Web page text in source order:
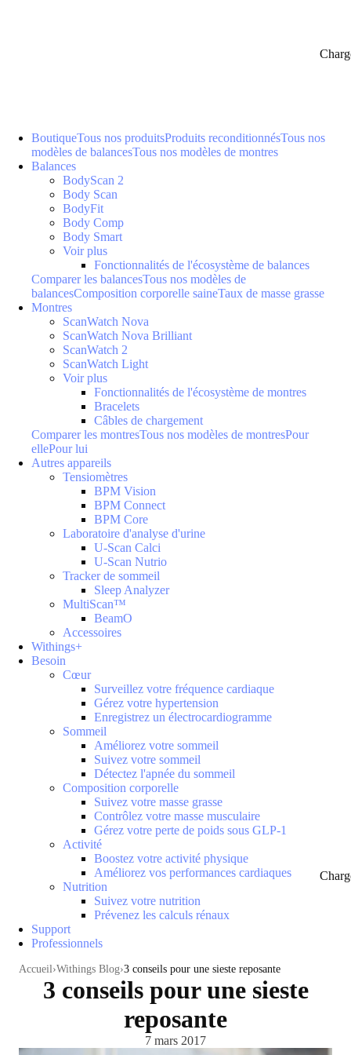
BoutiqueTous nos produitsProduits reconditionnésTous nos
modèles de balancesTous nos modèles de montres
Balances
BodyScan 2
Body Scan
BodyFit
Body Comp
Body Smart
Voir plus
Fonctionnalités de l'écosystème de balances
Comparer les balancesTous nos modèles de
balancesComposition corporelle saineTaux de masse grasse
Montres
ScanWatch Nova
ScanWatch Nova Brilliant
ScanWatch 2
ScanWatch Light
Voir plus
Fonctionnalités de l'écosystème de montres
Bracelets
Câbles de chargement
Comparer les montresTous nos modèles de montresPour
ellePour lui
Autres appareils
Tensiomètres
BPM Vision
BPM Connect
BPM Core
Laboratoire d'analyse d'urine
U-Scan Calci
U-Scan Nutrio
Tracker de sommeil
Sleep Analyzer
MultiScan™
BeamO
Accessoires
Withings+
Besoin
Cœur
Surveillez votre fréquence cardiaque
Gérez votre hypertension
Enregistrez un électrocardiogramme
Sommeil
Améliorez votre sommeil
Suivez votre sommeil
Détectez l'apnée du sommeil
Composition corporelle
Suivez votre masse grasse
Contrôlez votre masse musculaire
Gérez votre perte de poids sous GLP-1
Activité
Boostez votre activité physique
Améliorez vos performances cardiaques
Nutrition
Suivez votre nutrition
Prévenez les calculs rénaux
Support
Professionnels
Accueil Withings Blog 3 conseils pour une sieste reposante
3 conseils pour une sieste
reposante
7 mars 2017